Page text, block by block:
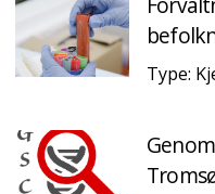
Type: